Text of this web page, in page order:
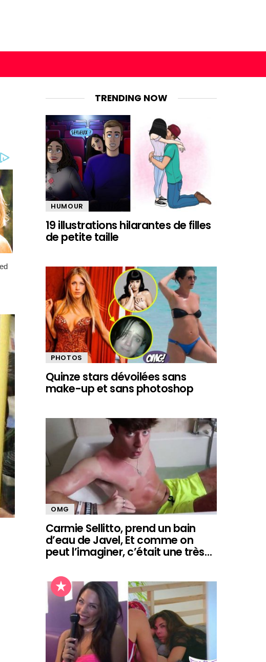
TRENDING NOW
HUMOUR
19 illustrations hilarantes de filles
de petite taille
PHOTOS
Quinze stars dévoilées sans
make-up et sans photoshop
OMG
Carmie Sellitto, prend un bain
d’eau de Javel, Et comme on
peut l’imaginer, c’était une très…